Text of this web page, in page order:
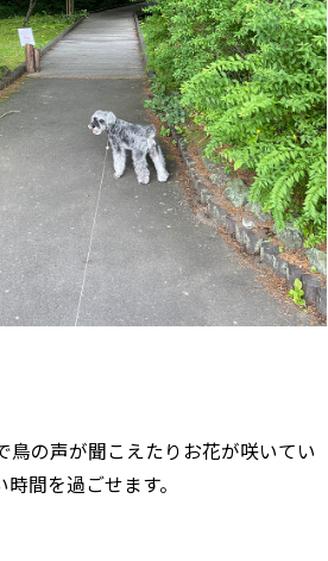
鳥の声が聞こえたりお花が咲いてい
間を過ごせます。